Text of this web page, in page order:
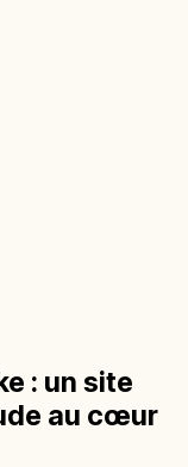
: un site
au cœur